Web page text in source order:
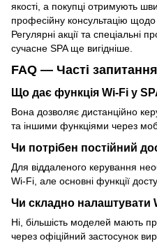
якості, а покупці отримують
професійну консультацію щодо
Регулярні акції та спеціальні
сучасне SPA ще вигідніше.
FAQ — Часті запитання
Що дає функція Wi-Fi у
Вона дозволяє дистанційно
та іншими функціями через
Чи потрібен постійний
Для віддаленого керування
Wi-Fi, але основні функції
Чи складно налаштувати
Ні, більшість моделей мають
через офіційний застосунок